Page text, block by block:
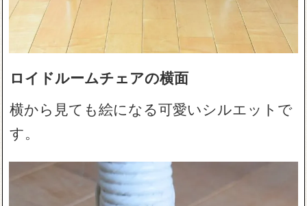
ロイドルームチェアの横面
横から見ても絵になる可愛いシルエットで
す。